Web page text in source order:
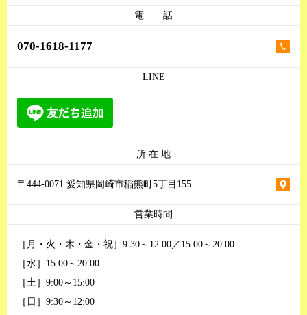
電 話
070-1618-1177
LINE
所 在 地
〒444-0071 愛知県岡崎市稲熊町5丁目155
営業時間
［月・火・木・金・祝］9:30～12:00／15:00～20:00
［水］15:00～20:00
［土］9:00～15:00
［日］9:30～12:00